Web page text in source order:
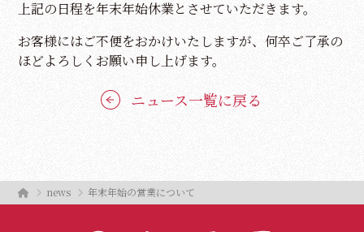
上記の日程を年末年始休業とさせていただきます。
お客様にはご不便をおかけいたしますが、何卒ご了承の
ほどよろしくお願い申し上げます。
ニュース一覧に戻る
news 年末年始の営業について